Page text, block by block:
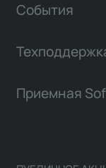
События
Приемная